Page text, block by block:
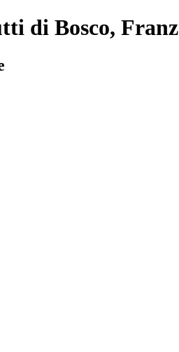
di Bosco, Franz